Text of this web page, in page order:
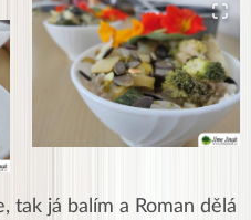
tak já balím a Roman dělá